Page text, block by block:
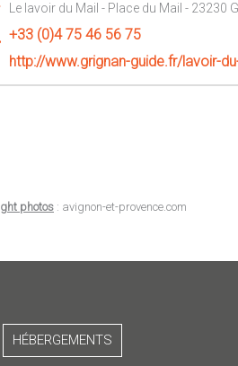
Le lavoir du Mail - Place du Mail - 23230
+33 (0)4 75 46 56 75
http://www.grignan-guide.fr/lavoir-
photos : avignon-et-provence.com
HÉBERGEMENTS